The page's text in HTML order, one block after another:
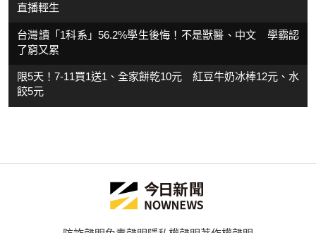
直播輕生
台灣讀「1科系」56.2%學生後悔！不是獸醫、中文 學霸認
了窮又累
限5天！7-11買1送1、全家餅乾10元 紅豆牛奶冰棒12元、水
餃5元